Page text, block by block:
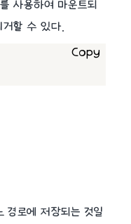
사용하여 마운트되
할 수 있다.
Copy
경로에 저장되는 것일